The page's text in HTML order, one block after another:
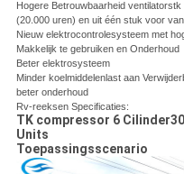
Hogere Betrouwbaarheid
(20.000 uren) en uit één stuk voor
Nieuw elektrocontrolesysteem met
Makkelijk te gebruiken en Onderhoud
Beter elektrosysteem
Minder koelmiddelenlast aan
beter onderhoud
Rv-reeksen Specificaties:
TK compressor 6
Units
Toepassingsscenario